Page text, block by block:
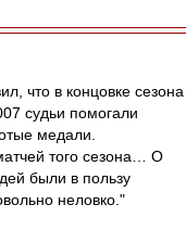
что в концовке сезона
судьи помогали
медали.
того сезона… О
были в пользу
неловко."